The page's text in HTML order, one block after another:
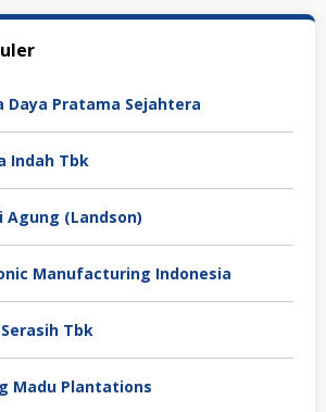
Daya Pratama Sejahtera
Indah Tbk
Agung (Landson)
Manufacturing Indonesia
Tbk
Madu Plantations